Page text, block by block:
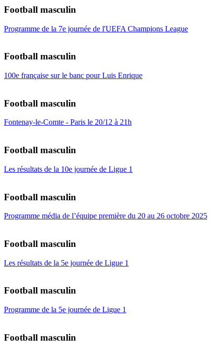
Football masculin
Programme de la 7e journée de l'UEFA Champions League
Football masculin
100e française sur le banc pour Luis Enrique
Football masculin
Fontenay-le-Comte - Paris le 20/12 à 21h
Football masculin
Les résultats de la 10e journée de Ligue 1
Football masculin
Programme média de l’équipe première du 20 au 26 octobre 2025
Football masculin
Les résultats de la 5e journée de Ligue 1
Football masculin
Programme de la 5e journée de Ligue 1
Football masculin